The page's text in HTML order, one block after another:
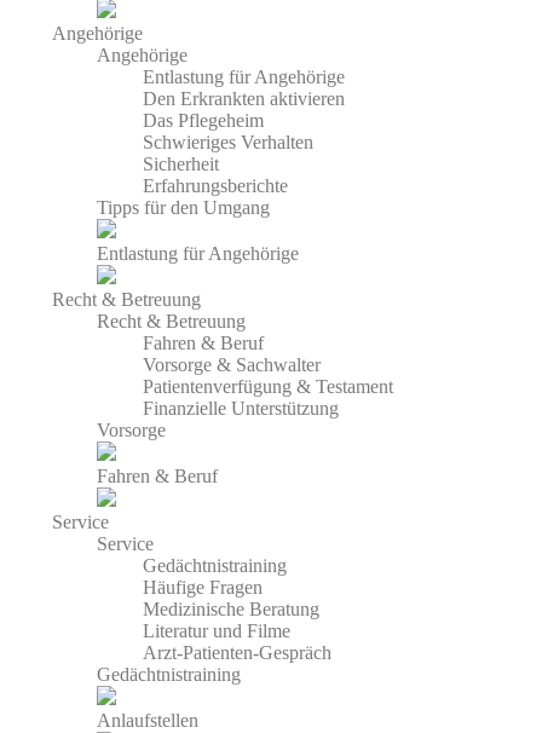
Angehörige
Angehörige
Entlastung für Angehörige
Den Erkrankten aktivieren
Das Pflegeheim
Schwieriges Verhalten
Sicherheit
Erfahrungsberichte
Tipps für den Umgang
Entlastung für Angehörige
Recht & Betreuung
Recht & Betreuung
Fahren & Beruf
Vorsorge & Sachwalter
Patientenverfügung & Testament
Finanzielle Unterstützung
Vorsorge
Fahren & Beruf
Service
Service
Gedächtnistraining
Häufige Fragen
Medizinische Beratung
Literatur und Filme
Arzt-Patienten-Gespräch
Gedächtnistraining
Anlaufstellen